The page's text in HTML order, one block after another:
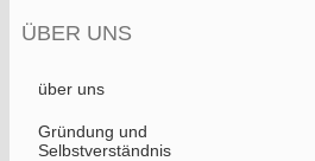
ÜBER UNS
über uns
Gründung und
Selbstverständnis